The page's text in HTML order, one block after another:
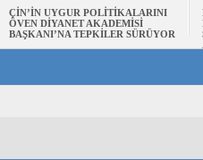
ÇİN’İN UYGUR POLİTİKALARINI
ÖVEN DİYANET AKADEMİSİ
BAŞKANI’NA TEPKİLER SÜRÜYOR